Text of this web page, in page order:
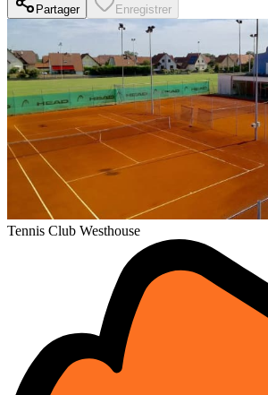
Partager Enregistrer
Tennis Club Westhouse